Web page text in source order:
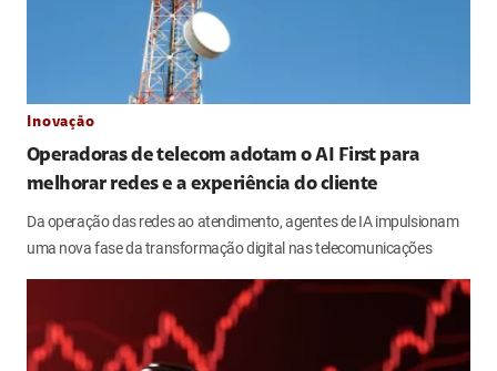
Inovação
Operadoras de telecom adotam o AI First para
melhorar redes e a experiência do cliente
Da operação das redes ao atendimento, agentes de IA impulsionam
uma nova fase da transformação digital nas telecomunicações